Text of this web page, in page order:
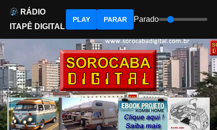
to
content
RÁDIO
ITAPÊ DIGITAL
PLAY PARAR Parado